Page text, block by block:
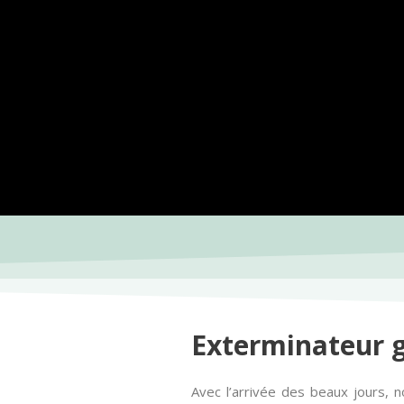
Exterminateur
Avec l’arrivée des beaux jours,